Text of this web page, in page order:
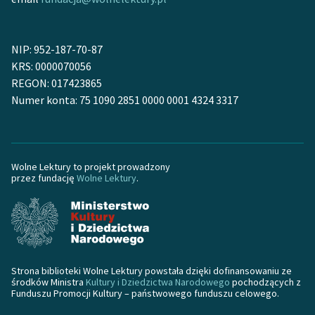
Ręce pełne poezji
twórców przechodzących
do domeny publicznej,
lektur szkolnych oraz
Starego Testamentu
Szkoła Poezji Wolnych
Lektur
O nas
Kontakt
O projekcie
Zespół
NIP: 952-187-70-87
KRS: 0000070056
REGON: 017423865
Numer konta: 75 1090 2851 0000 0001 4324 3317
Wolne Lektury to projekt prowadzony
przez fundację Wolne Lektury.
Strona biblioteki Wolne Lektury powstała dzięki dofinansowaniu ze
środków Ministra Kultury i Dziedzictwa Narodowego pochodzących z
Funduszu Promocji Kultury – państwowego funduszu celowego.